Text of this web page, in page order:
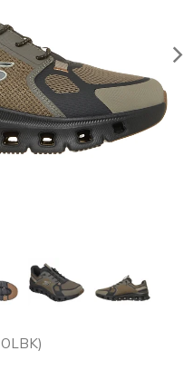
OLBK)